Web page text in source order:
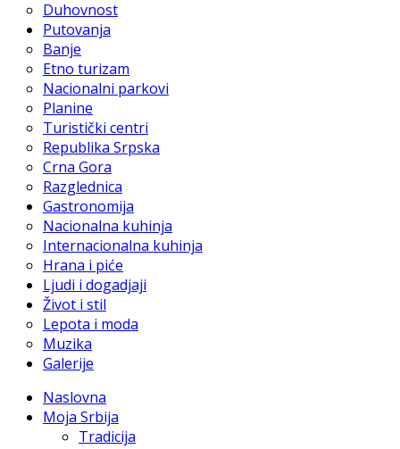
Duhovnost
Putovanja
Banje
Etno turizam
Nacionalni parkovi
Planine
Turistički centri
Republika Srpska
Crna Gora
Razglednica
Gastronomija
Nacionalna kuhinja
Internacionalna kuhinja
Hrana i piće
Ljudi i dogadjaji
Život i stil
Lepota i moda
Muzika
Galerije
Naslovna
Moja Srbija
Tradicija